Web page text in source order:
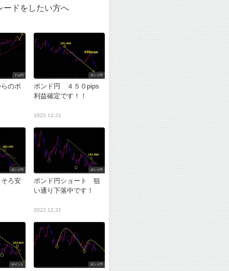
ードをしたい方へ
ドル円
のポ
ポンド円
ポンド円 ４５０pips
利益確定です！！
2022.12.21
ポンド円
ろ安
ポンド円
ポンド円ショート 狙
い通り下落中です！
2022.12.21
ポイント ポンド円